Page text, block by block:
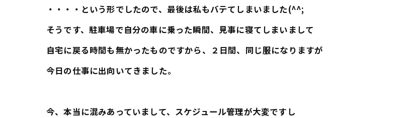
・・・・という形でしたので、最後は私もバテてしまいました(^^;
そうです、駐車場で自分の車に乗った瞬間、見事に寝てしまいまして
自宅に戻る時間も無かったものですから、２日間、同じ服になりますが
今日の仕事に出向いてきました。
今、本当に混みあっていまして、スケジュール管理が大変ですし